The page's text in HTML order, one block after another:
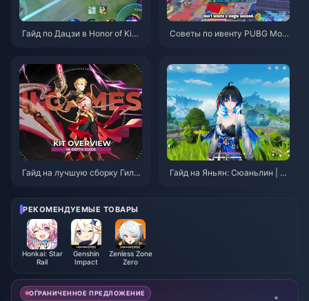
Гайд по Дацзи в Honor of King
Советы по ивенту PUBG Mobi
Гайд на лучшую сборку Гиль
Гайд на Яньян: Сюаньлин | А
РЕКОМЕНДУЕМЫЕ ТОВАРЫ
Honkai: Star
Rail
Genshin
Impact
Zenless Zone
Zero
ОГРАНИЧЕННОЕ ПРЕДЛОЖЕНИЕ